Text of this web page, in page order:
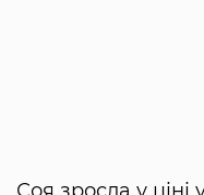
Соя зросла у